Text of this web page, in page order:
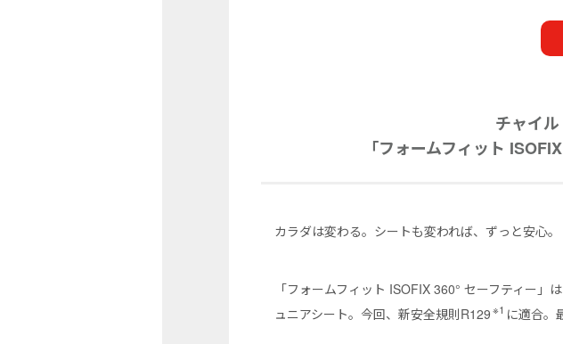
チャイ
「フォームフィット
カラダは変わる。シートも変われば、ずっと安心。
「フォームフィット ISOFIX 360° セーフティー
ュニアシート。今回、新安全規則R129※1 に適合。